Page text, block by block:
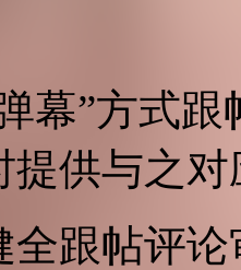
幕”方式
提供与之
全跟帖评